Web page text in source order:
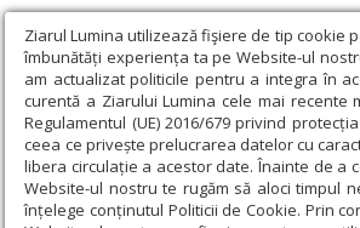
Ziarul Lumina utilizează fişiere de tip cookie
îmbunătăți experiența ta pe Website-ul
am actualizat politicile pentru a integra în
curentă a Ziarului Lumina cele mai recente
Regulamentul (UE) 2016/679 privind
ceea ce privește prelucrarea datelor cu
libera circulație a acestor date. Înainte de a
Website-ul nostru te rugăm să aloci timpul
înțelege conținutul Politicii de Cookie. Prin
Ziarul Lumina › Actualitate religioasă › Știri